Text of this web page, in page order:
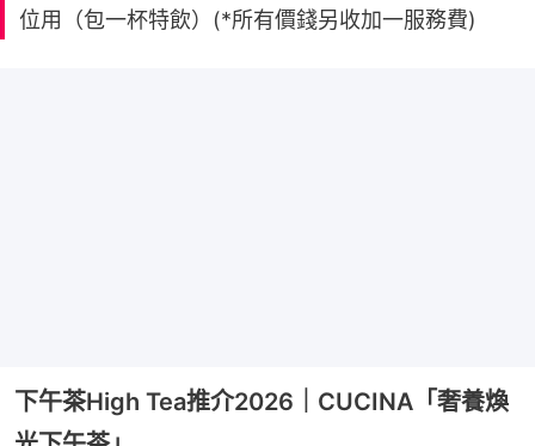
位用（包一杯特飲）(*所有價錢另收加一服務費)
下午茶High Tea推介2026｜CUCINA「奢養煥